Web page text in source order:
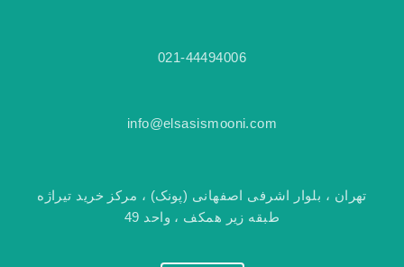
021-44494006
info@elsasismooni.com
تهران ، بلوار اشرفی اصفهانی (پونک) ، مرکز خرید تیراژه
طبقه زیر همکف ، واحد 49